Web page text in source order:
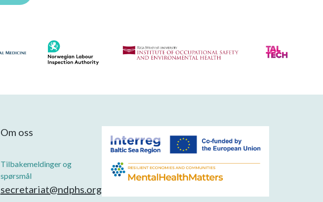
Om oss
Tilbakemeldinger og
spørsmål
secretariat@ndphs.org